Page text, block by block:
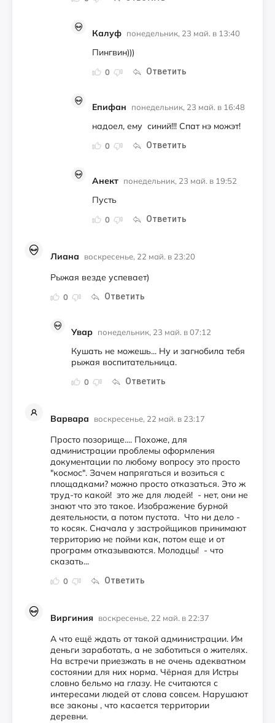
Калуф понедельник, 23 май. в 13:40
0 Ответить
Пин­гвин)))
Епифан понедельник, 23 май. в 16:48
0 Ответить
на­до­ел, ему си­ний!!! Спат нэ мо­жэт!
Анект понедельник, 23 май. в 19:52
0 Ответить
Пусть
Лиана воскресенье, 22 май. в 23:20
0 Ответить
Рыжая везде успевает)
Увар понедельник, 23 май. в 07:12
0 Ответить
Кушать не можешь... Ну и загнобила тебя
рыжая воспитательница.
Варвара воскресенье, 22 май. в 23:17
0 Ответить
Просто позорище.... Похоже, для
администрации проблемы оформления
документации по любому вопросу это просто
"космос". Зачем напрягаться и возиться с
площадками? можно просто отказаться. Это ж
труд-то какой! это же для людей! - нет, они не
знают что это такое. Изображение бурной
деятельности, а потом пустота. Что ни дело -
то косяк. Сначала у застройщиков принимают
территорию не пойми как, потом еще и от
программ отказываются. Молодцы! - что
сказать...
Виргиния воскресенье, 22 май. в 22:37
А что ещё ждать от такой администрации. Им
деньги заработать, а не заботиться о жителях.
На встречи приезжать в не очень адекватном
состоянии для них норма. Чёрная для Истры
словно бельмо на глазу. Не считаются с
интересами людей от слова совсем. Нарушают
все законы , что касается территории
деревни.